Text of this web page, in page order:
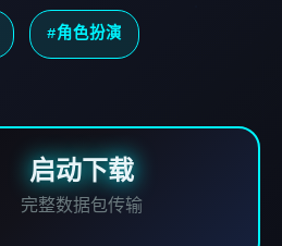
#角色扮演
启动下载
完整数据包传输